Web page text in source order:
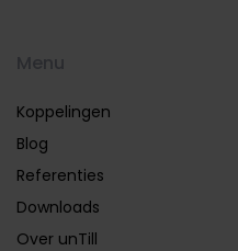
Koppelingen
Blog
Referenties
Downloads
Over unTill